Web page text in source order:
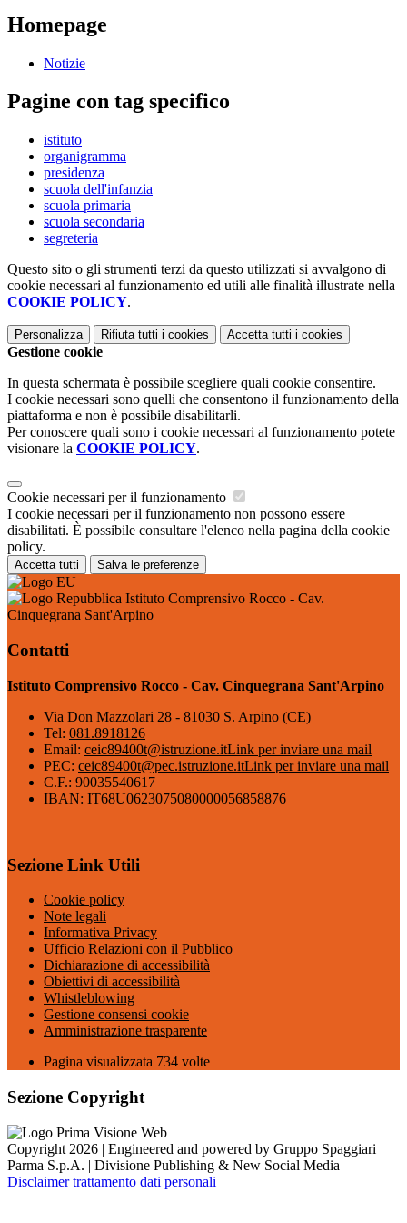
Homepage
Notizie
Pagine con tag specifico
istituto
organigramma
presidenza
scuola dell'infanzia
scuola primaria
scuola secondaria
segreteria
Questo sito o gli strumenti terzi da questo utilizzati si avvalgono di
cookie necessari al funzionamento ed utili alle finalità illustrate nella
COOKIE POLICY.
Personalizza Rifiuta tutti i cookies Accetta tutti i cookies
Gestione cookie
In questa schermata è possibile scegliere quali cookie consentire.
I cookie necessari sono quelli che consentono il funzionamento della
piattaforma e non è possibile disabilitarli.
Per conoscere quali sono i cookie necessari al funzionamento potete
visionare la COOKIE POLICY.
Cookie necessari per il funzionamento
I cookie necessari per il funzionamento non possono essere
disabilitati. È possibile consultare l'elenco nella pagina della cookie
policy.
Accetta tutti Salva le preferenze
Istituto Comprensivo Rocco - Cav.
Cinquegrana Sant'Arpino
Contatti
Istituto Comprensivo Rocco - Cav. Cinquegrana Sant'Arpino
Via Don Mazzolari 28 - 81030 S. Arpino (CE)
Tel: 081.8918126
Email: ceic89400t@istruzione.itLink per inviare una mail
PEC: ceic89400t@pec.istruzione.itLink per inviare una mail
C.F.: 90035540617
IBAN: IT68U0623075080000056858876
Sezione Link Utili
Cookie policy
Note legali
Informativa Privacy
Ufficio Relazioni con il Pubblico
Dichiarazione di accessibilità
Obiettivi di accessibilità
Whistleblowing
Gestione consensi cookie
Amministrazione trasparente
Pagina visualizzata 734 volte
Sezione Copyright
Copyright 2026 | Engineered and powered by Gruppo Spaggiari
Parma S.p.A. | Divisione Publishing & New Social Media
Disclaimer trattamento dati personali